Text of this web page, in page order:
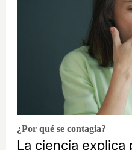
¿Por qué se contagia?
La ciencia